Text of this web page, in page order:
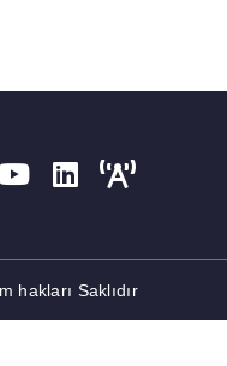
hakları Saklıdır